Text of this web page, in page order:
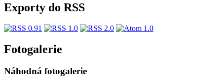
Exporty do RSS
Fotogalerie
Náhodná fotogalerie